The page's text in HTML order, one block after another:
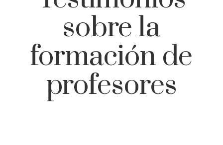
sobre la
formación de
profesores